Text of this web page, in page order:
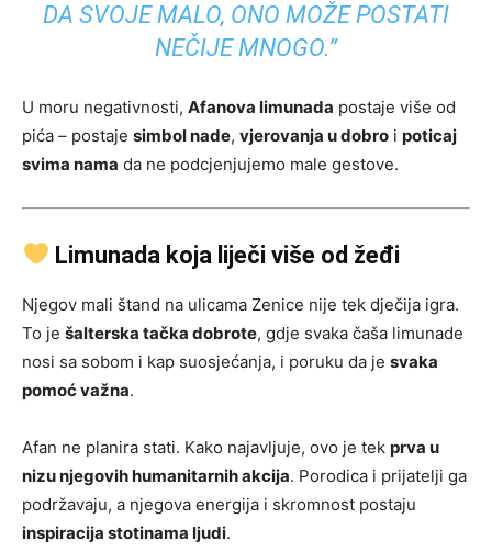
DA SVOJE MALO, ONO MOŽE POSTATI
NEČIJE MNOGO.”
U moru negativnosti, Afanova limunada postaje više od
pića – postaje simbol nade, vjerovanja u dobro i poticaj
svima nama da ne podcjenjujemo male gestove.
Limunada koja liječi više od žeđi
Njegov mali štand na ulicama Zenice nije tek dječija igra.
To je šalterska tačka dobrote, gdje svaka čaša limunade
nosi sa sobom i kap suosjećanja, i poruku da je svaka
pomoć važna.
Afan ne planira stati. Kako najavljuje, ovo je tek prva u
nizu njegovih humanitarnih akcija. Porodica i prijatelji ga
podržavaju, a njegova energija i skromnost postaju
inspiracija stotinama ljudi.